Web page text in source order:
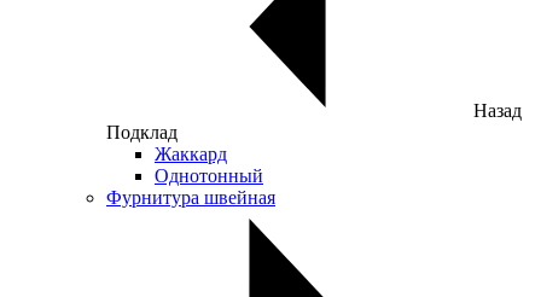
Назад
Подклад
Жаккард
Однотонный
Фурнитура швейная